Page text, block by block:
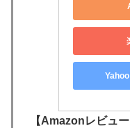
【Amazonレビュー